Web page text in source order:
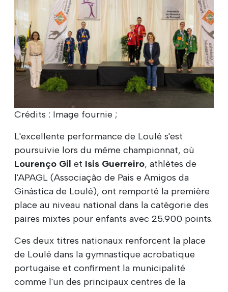
Crédits : Image fournie ;
L'excellente performance de Loulé s'est
poursuivie lors du même championnat, où
Lourenço Gil et Isis Guerreiro, athlètes de
l'APAGL (Associação de Pais e Amigos da
Ginástica de Loulé), ont remporté la première
place au niveau national dans la catégorie des
paires mixtes pour enfants avec 25.900 points.
Ces deux titres nationaux renforcent la place
de Loulé dans la gymnastique acrobatique
portugaise et confirment la municipalité
comme l'un des principaux centres de la